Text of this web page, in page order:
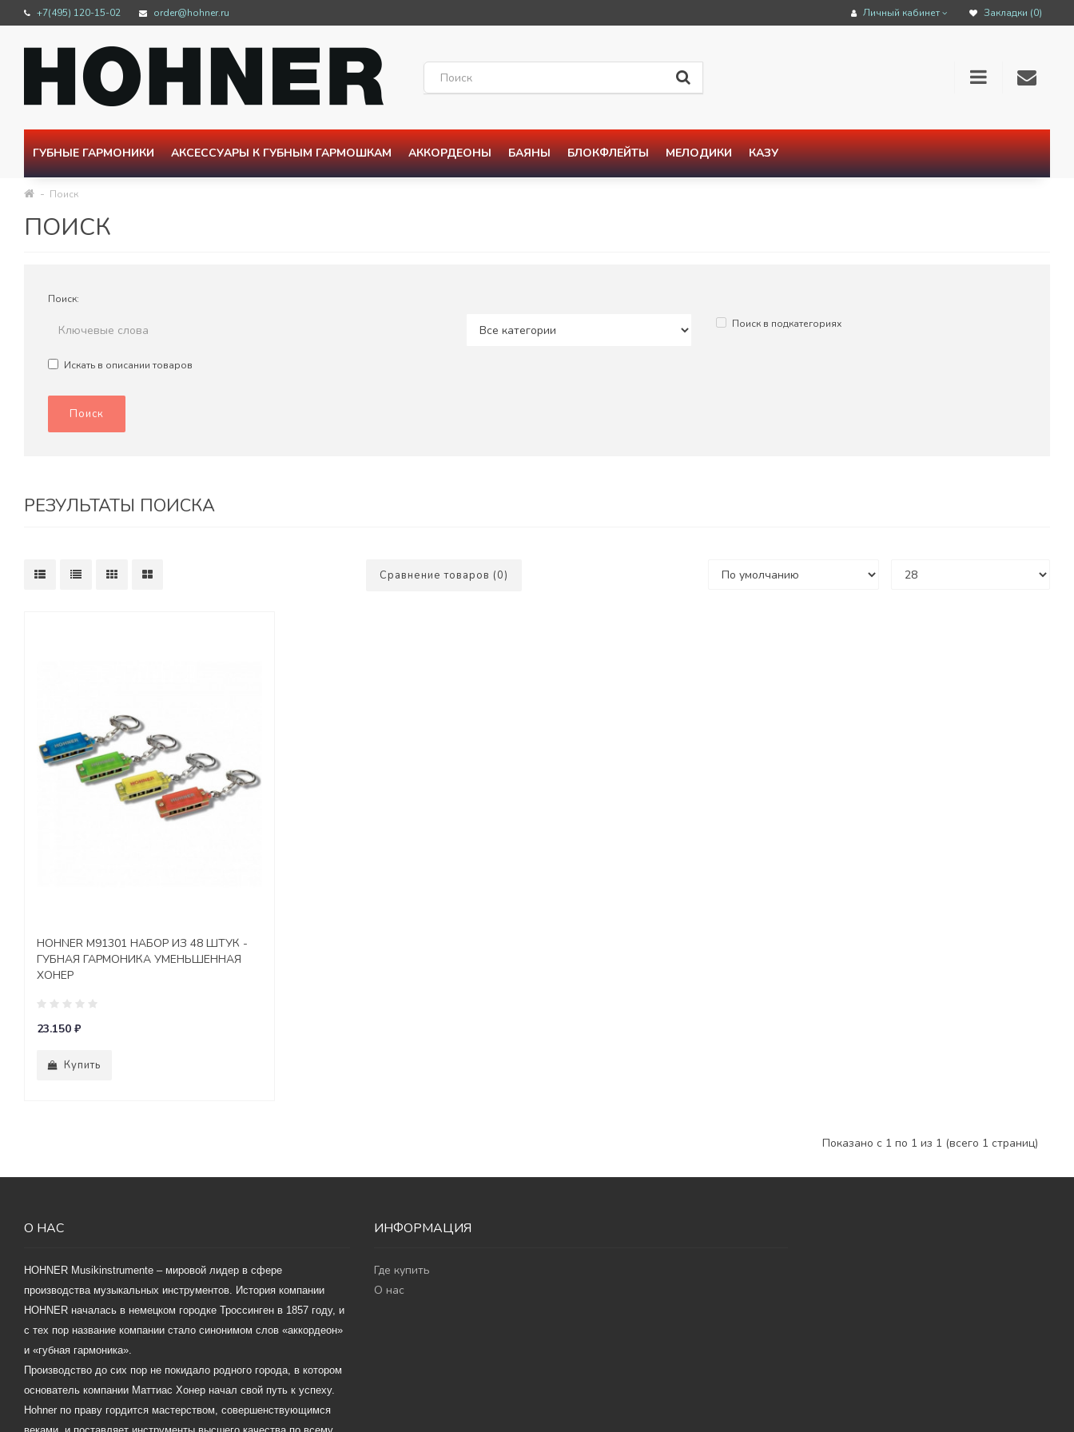
+7(495) 120-15-02 order@hohner.ru Личный кабинет Закладки (0)
ГУБНЫЕ ГАРМОНИКИ АКСЕССУАРЫ К ГУБНЫМ ГАРМОШКАМ АККОРДЕОНЫ БАЯНЫ БЛОКФЛЕЙТЫ МЕЛОДИКИ КАЗУ
Поиск
ПОИСК
Поиск:
Поиск в подкатегориях
Искать в описании товаров
РЕЗУЛЬТАТЫ ПОИСКА
Сравнение товаров (0)
HOHNER M91301 НАБОР ИЗ 48 ШТУК -
ГУБНАЯ ГАРМОНИКА УМЕНЬШЕННАЯ
ХОНЕР
23.150 ₽
Купить
Показано с 1 по 1 из 1 (всего 1 страниц)
О НАС
HOHNER Musikinstrumente – мировой лидер в сфере
производства музыкальных инструментов. История компании
HOHNER началась в немецком городке Троссинген в 1857 году, и
с тех пор название компании стало синонимом слов «аккордеон»
и «губная гармоника».
Производство до сих пор не покидало родного города, в котором
основатель компании Маттиас Хонер начал свой путь к успеху.
Hohner по праву гордится мастерством, совершенствующимся
ИНФОРМАЦИЯ
Где купить
О нас